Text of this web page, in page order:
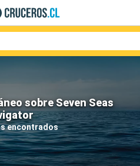
sobre Seven Seas
encontrados
Compañías